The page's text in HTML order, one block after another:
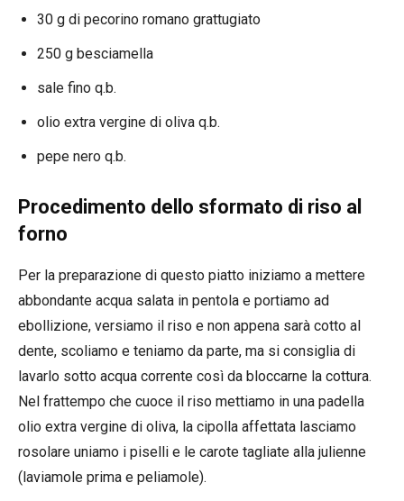
30 g di pecorino romano grattugiato
250 g besciamella
sale fino q.b.
olio extra vergine di oliva q.b.
pepe nero q.b.
Procedimento dello sformato di riso al
forno
Per la preparazione di questo piatto iniziamo a mettere
abbondante acqua salata in pentola e portiamo ad
ebollizione, versiamo il riso e non appena sarà cotto al
dente, scoliamo e teniamo da parte, ma si consiglia di
lavarlo sotto acqua corrente così da bloccarne la cottura.
Nel frattempo che cuoce il riso mettiamo in una padella
olio extra vergine di oliva, la cipolla affettata lasciamo
rosolare uniamo i piselli e le carote tagliate alla julienne
(laviamole prima e peliamole).